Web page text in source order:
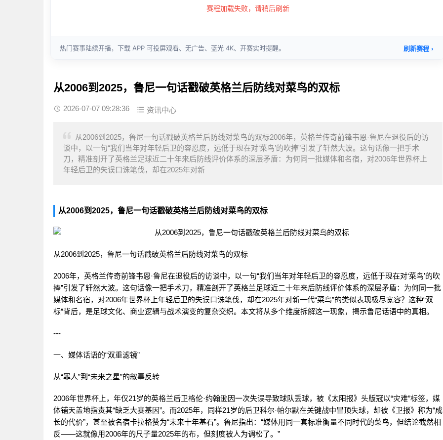
从2006到2025，鲁尼一句话戳破英格兰后防线对菜鸟的双标
2026-07-07 09:28:36 资讯中心
从2006到2025，鲁尼一句话戳破英格兰后防线对菜鸟的双标2006年，英格兰传奇前锋韦恩·鲁尼在退役后的访
谈中，以一句“我们当年对年轻后卫的容忍度，远低于现在对‘菜鸟’的吹捧”引发了轩然大波。这句话像一把手术
刀，精准剖开了英格兰足球近二十年来后防线评价体系的深层矛盾：为何同一批媒体和名宿，对2006年世界杯上
年轻后卫的失误口诛笔伐，却在2025年对新
从2006到2025，鲁尼一句话戳破英格兰后防线对菜鸟的双标
从2006到2025，鲁尼一句话戳破英格兰后防线对菜鸟的双标
2006年，英格兰传奇前锋韦恩·鲁尼在退役后的访谈中，以一句“我们当年对年轻后卫的容忍度，远低于现在对‘菜鸟’的吹
捧”引发了轩然大波。这句话像一把手术刀，精准剖开了英格兰足球近二十年来后防线评价体系的深层矛盾：为何同一批
媒体和名宿，对2006年世界杯上年轻后卫的失误口诛笔伐，却在2025年对新一代“菜鸟”的类似表现极尽宽容？这种“双
标”背后，是足球文化、商业逻辑与战术演变的复杂交织。本文将从多个维度拆解这一现象，揭示鲁尼话语中的真相。
---
一、媒体话语的“双重滤镜”
从“罪人”到“未来之星”的叙事反转
2006年世界杯上，年仅21岁的英格兰后卫格伦·约翰逊因一次失误导致球队丢球，被《太阳报》头版冠以“灾难”标签，媒
体铺天盖地指责其“缺乏大赛基因”。而2025年，同样21岁的后卫科尔·帕尔默在关键战中冒顶失球，却被《卫报》称为“成
长的代价”，甚至被名宿卡拉格赞为“未来十年基石”。鲁尼指出：“媒体用同一套标准衡量不同时代的菜鸟，但结论截然相
反——这就像用2006年的尺子量2025年的布，但刻度被人为调松了。”